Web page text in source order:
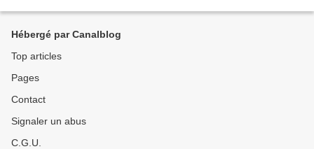
Hébergé par Canalblog
Top articles
Pages
Contact
Signaler un abus
C.G.U.